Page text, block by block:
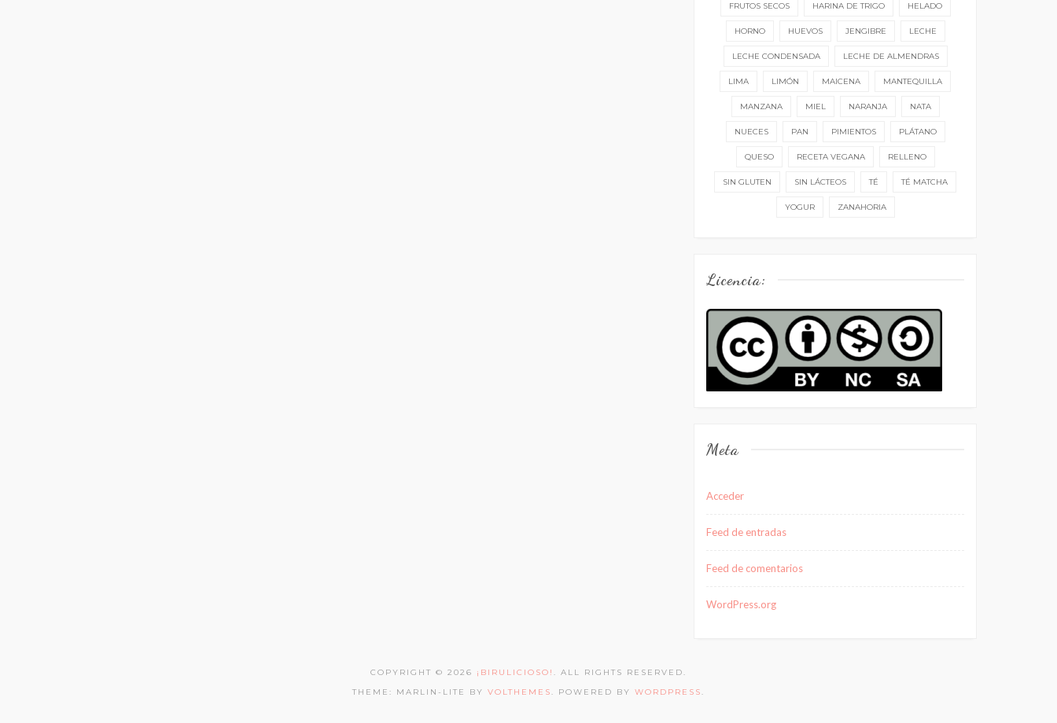
FRUTOS SECOS HARINA DE TRIGO HELADO
HORNO HUEVOS JENGIBRE LECHE
LECHE CONDENSADA LECHE DE ALMENDRAS
LIMA LIMÓN MAICENA MANTEQUILLA
MANZANA MIEL NARANJA NATA
NUECES PAN PIMIENTOS PLÁTANO
QUESO RECETA VEGANA RELLENO
SIN GLUTEN SIN LÁCTEOS TÉ TÉ MATCHA
YOGUR ZANAHORIA
Licencia:
Meta
Acceder
Feed de entradas
Feed de comentarios
WordPress.org
COPYRIGHT © 2026 ¡BIRULICIOSO! . ALL RIGHTS RESERVED.
THEME: MARLIN-LITE BY VOLTHEMES. POWERED BY WORDPRESS.